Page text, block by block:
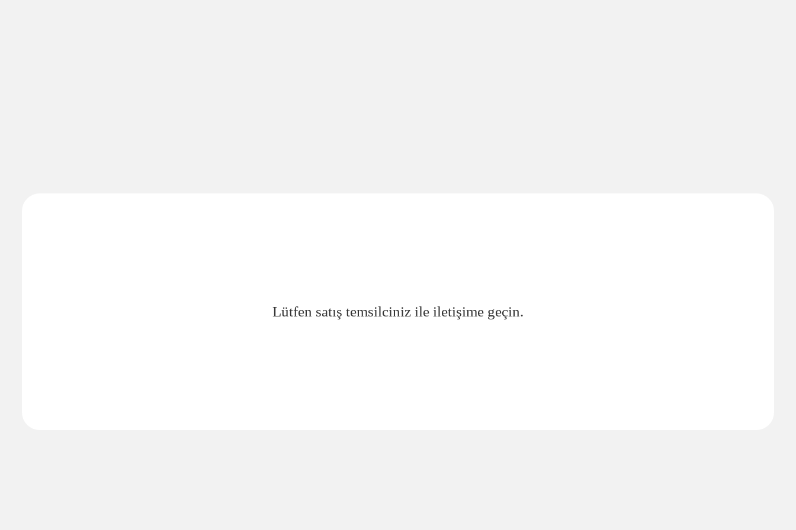
Lütfen satış temsilciniz ile iletişime geçin.